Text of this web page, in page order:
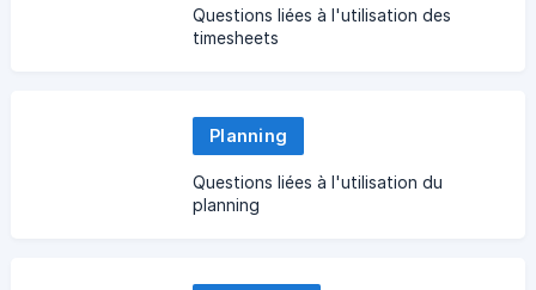
Questions liées à l'utilisation des
timesheets
Planning
Questions liées à l'utilisation du
planning